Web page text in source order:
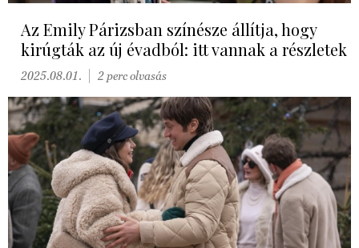
Az Emily Párizsban színésze állítja, hogy
kirúgták az új évadból: itt vannak a részletek
2025.08.01. 2 perc olvasás